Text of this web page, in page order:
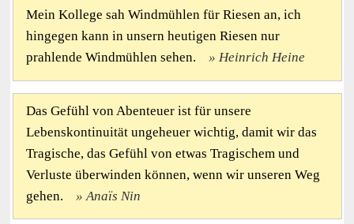
Mein Kollege sah Windmühlen für Riesen an, ich
hingegen kann in unsern heutigen Riesen nur
prahlende Windmühlen sehen.
Heinrich Heine
Das Gefühl von Abenteuer ist für unsere
Lebenskontinuität ungeheuer wichtig, damit wir das
Tragische, das Gefühl von etwas Tragischem und
Verluste überwinden können, wenn wir unseren Weg
gehen.
Anaïs Nin